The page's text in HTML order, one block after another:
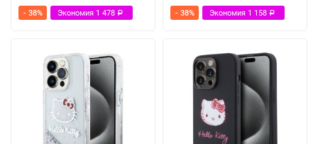
- 38% Экономия 1 478 Р - 38% Экономия 1 158 Р